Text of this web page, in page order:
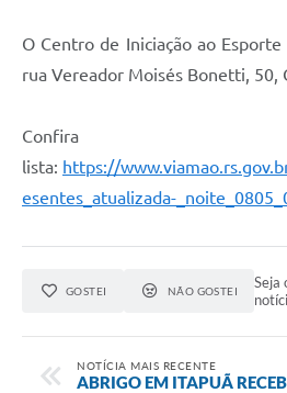
O Centro de Iniciação ao
rua Vereador Moisés Bonetti, 50,
lista: https://
esentes_atualizada-
GOSTEI NÃO GOSTEI
Seja
NOTÍCIA MAIS RECENTE
ABRIGO EM ITAPUÃ